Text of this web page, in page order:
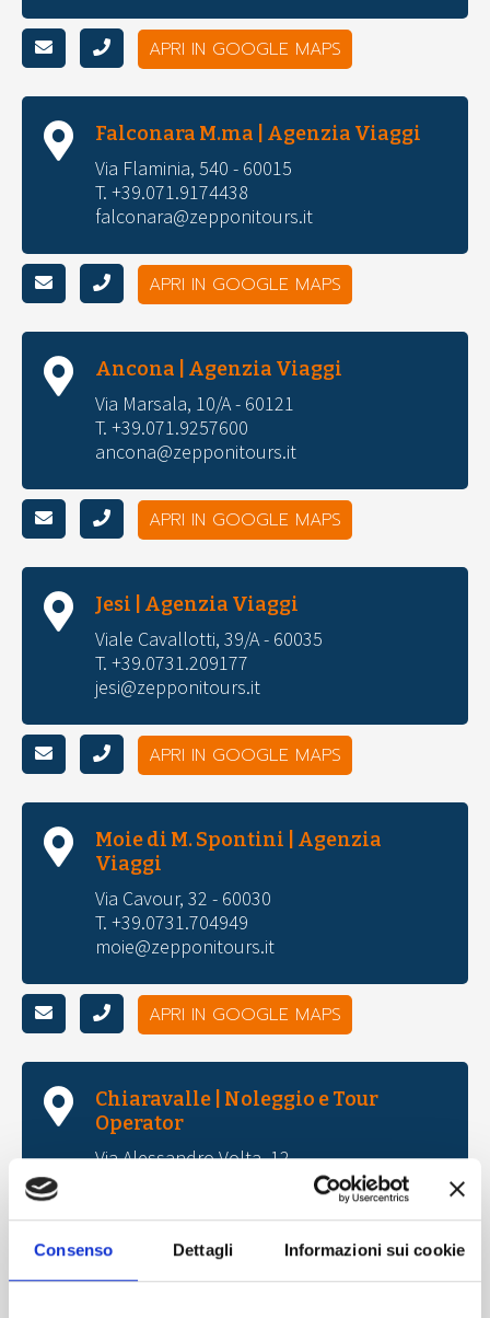
Consenso Dettagli Informazioni sui cookie
APRI IN GOOGLE MAPS
Falconara M.ma | Agenzia Viaggi
Via Flaminia, 540 - 60015
T. +39.071.9174438
falconara@zepponitours.it
APRI IN GOOGLE MAPS
Ancona | Agenzia Viaggi
Via Marsala, 10/A - 60121
T. +39.071.9257600
ancona@zepponitours.it
APRI IN GOOGLE MAPS
Jesi | Agenzia Viaggi
Viale Cavallotti, 39/A - 60035
T. +39.0731.209177
jesi@zepponitours.it
APRI IN GOOGLE MAPS
Moie di M. Spontini | Agenzia
Viaggi
Via Cavour, 32 - 60030
T. +39.0731.704949
moie@zepponitours.it
APRI IN GOOGLE MAPS
Chiaravalle | Noleggio e Tour
Operator
Via Alessandro Volta, 12